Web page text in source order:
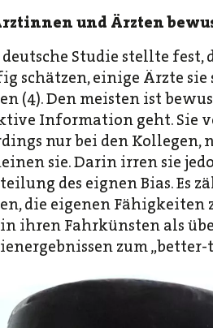
und Ärzten
deutsche Studie stellte
schätzen, einige Ärzte
(4). Den meisten ist
Information geht. Sie
nur bei den Kollegen,
sie. Darin irren sie
des eignen Bias. Es
die eigenen Fähigkeiten
ihren Fahrkünsten als
zum